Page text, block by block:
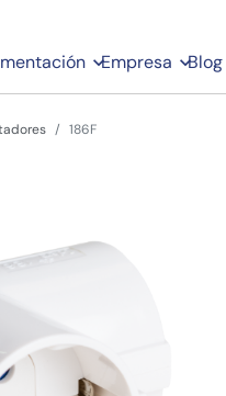
Empresa Blog
186F